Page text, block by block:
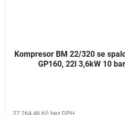
Kompresor BM 22/320 se
GP160, 22l 3,6kW 10
27 264,46 Kč bez DPH